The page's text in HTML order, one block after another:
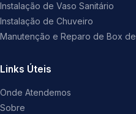
Instalação de Vaso Sanitário
Instalação de Chuveiro
Manutenção e Reparo de Box
Links Úteis
Onde Atendemos
Sobre